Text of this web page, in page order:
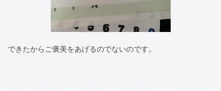
できたからご褒美をあげるのでないのです。